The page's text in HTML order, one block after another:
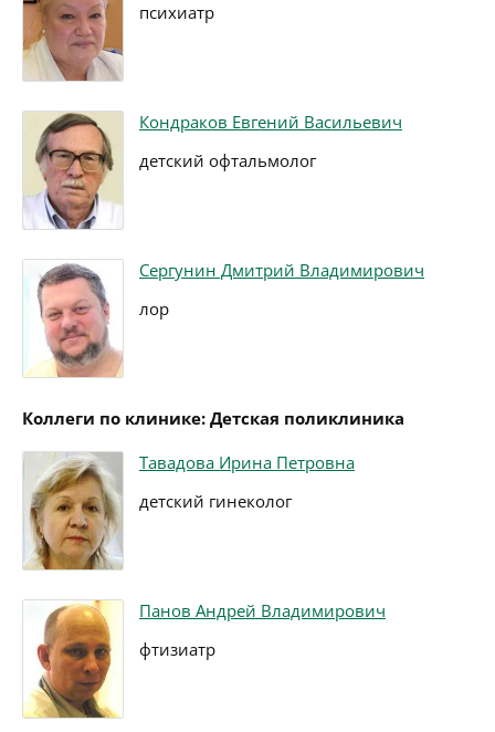
психиатр
Кондраков Евгений Васильевич
детский офтальмолог
Сергунин Дмитрий Владимирович
лор
Коллеги по клинике: Детская поликлиника
Тавадова Ирина Петровна
детский гинеколог
Панов Андрей Владимирович
фтизиатр